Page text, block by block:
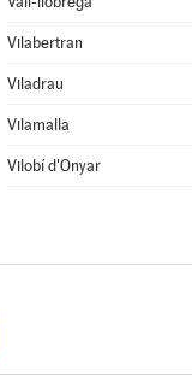
Vilabertran
Viladrau
Vilamalla
Vilobí d'Onyar